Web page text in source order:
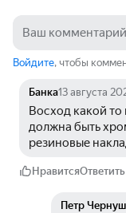
Войдите, чтобы
Банка13 августа
Восход какой то
должна быть
резиновые
НравитсяОтветить
Петр